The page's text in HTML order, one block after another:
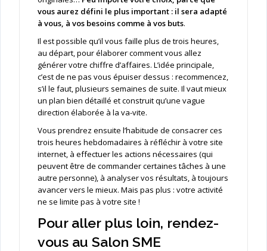
vous aurez défini le plus important : il sera adapté
à vous, à vos besoins comme à vos buts.
Il est possible qu’il vous faille plus de trois heures,
au départ, pour élaborer comment vous allez
générer votre chiffre d’affaires. L’idée principale,
c’est de ne pas vous épuiser dessus : recommencez,
s’il le faut, plusieurs semaines de suite. Il vaut mieux
un plan bien détaillé et construit qu’une vague
direction élaborée à la va-vite.
Vous prendrez ensuite l’habitude de consacrer ces
trois heures hebdomadaires à réfléchir à votre site
internet, à effectuer les actions nécessaires (qui
peuvent être de commander certaines tâches à une
autre personne), à analyser vos résultats, à toujours
avancer vers le mieux. Mais pas plus : votre activité
ne se limite pas à votre site !
Pour aller plus loin, rendez-
vous au Salon SME